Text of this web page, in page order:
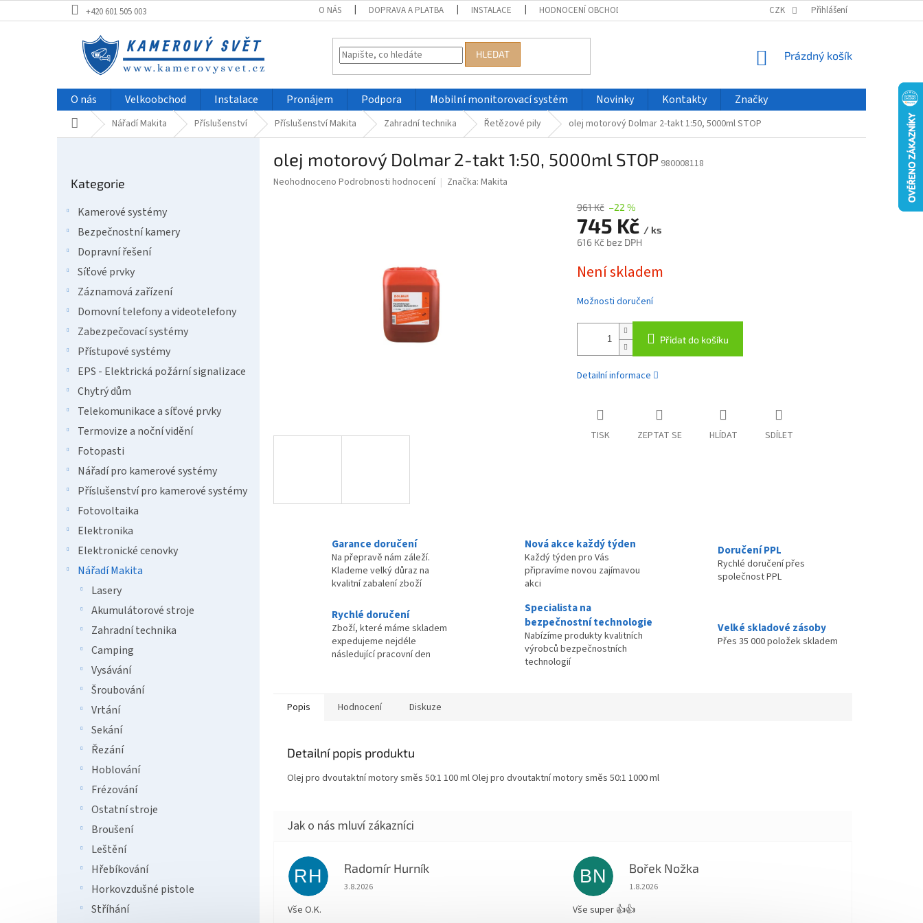
na
+420 601 505 003 O NÁS DOPRAVA A PLATBA INSTALACE HODNOCENÍ OBCHODU VELKOOBCHOD ČASTO KLADENÉ DOTAZY
CZK Přihlášení
HLEDAT
NÁKUPNÍ
Prázdný košík
O nás Velkoobchod Instalace Pronájem Podpora Mobilní monitorovací systém Novinky Kontakty Značky
Domů Nářadí Makita Příslušenství Příslušenství Makita Zahradní technika Řetězové pily olej motorový Dolmar 2-takt 1:50, 5000ml STOP
kategorie
Kategorie
Kamerové systémy
Bezpečnostní kamery
Dopravní řešení
Síťové prvky
Záznamová zařízení
Domovní telefony a videotelefony
Zabezpečovací systémy
Přístupové systémy
EPS - Elektrická požární signalizace
Chytrý dům
Telekomunikace a síťové prvky
Termovize a noční vidění
Fotopasti
Nářadí pro kamerové systémy
Příslušenství pro kamerové systémy
Fotovoltaika
Elektronika
Elektronické cenovky
Nářadí Makita
Lasery
Akumulátorové stroje
Zahradní technika
Camping
Vysávání
Šroubování
Vrtání
Sekání
Řezání
Hoblování
Frézování
Ostatní stroje
Broušení
Leštění
Hřebíkování
Horkovzdušné pistole
Stříhání
olej motorový Dolmar 2-takt 1:50, 5000ml STOP 980008118
Průměrné
Neohodnoceno Podrobnosti hodnocení Značka: Makita
961 Kč –22 %
745 Kč / ks
616 Kč bez DPH
cena:
Není skladem
Možnosti doručení
Přidat do košíku
Detailní informace
TISK ZEPTAT SE HLÍDAT SDÍLET
Garance doručení
Na přepravě nám záleží.
Klademe velký důraz na
kvalitní zabalení zboží
Nová akce každý týden
Každý týden pro Vás
připravíme novou zajímavou
akci
Doručení PPL
Rychlé doručení přes
společnost PPL
Rychlé doručení
Zboží, které máme skladem
expedujeme nejdéle
následující pracovní den
Specialista na
bezpečnostní technologie
Nabízíme produkty kvalitních
výrobců bezpečnostních
technologií
Velké skladové zásoby
Přes 35 000 položek skladem
Popis Hodnocení Diskuze
Detailní popis produktu
Olej pro dvoutaktní motory směs 50:1 100 ml Olej pro dvoutaktní motory směs 50:1 1000 ml
RH Radomír Hurník
Hodnocení obchodu je 5 z 5 hvězdiček.
3.8.2026
Vše O.K.
BN Bořek Nožka
Hodnocení obchodu je 5 z 5 hvězdiček.
1.8.2026
Vše super 👍👍